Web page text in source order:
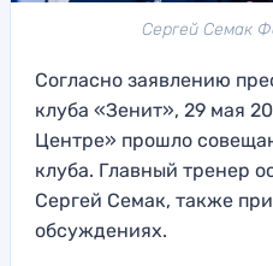
Сергей Семак
Согласно заявлению
клуба «Зенит», 29 мая
Центре» прошло
клуба. Главный тренер
Сергей Семак, также
обсуждениях.